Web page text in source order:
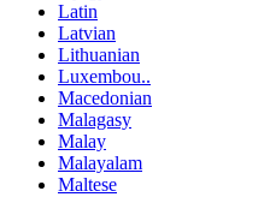
Latin
Latvian
Lithuanian
Luxembou..
Macedonian
Malagasy
Malay
Malayalam
Maltese